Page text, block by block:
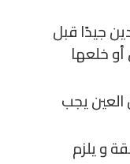
جيدًا قبل
خلعها
العين يجب
و يلزم